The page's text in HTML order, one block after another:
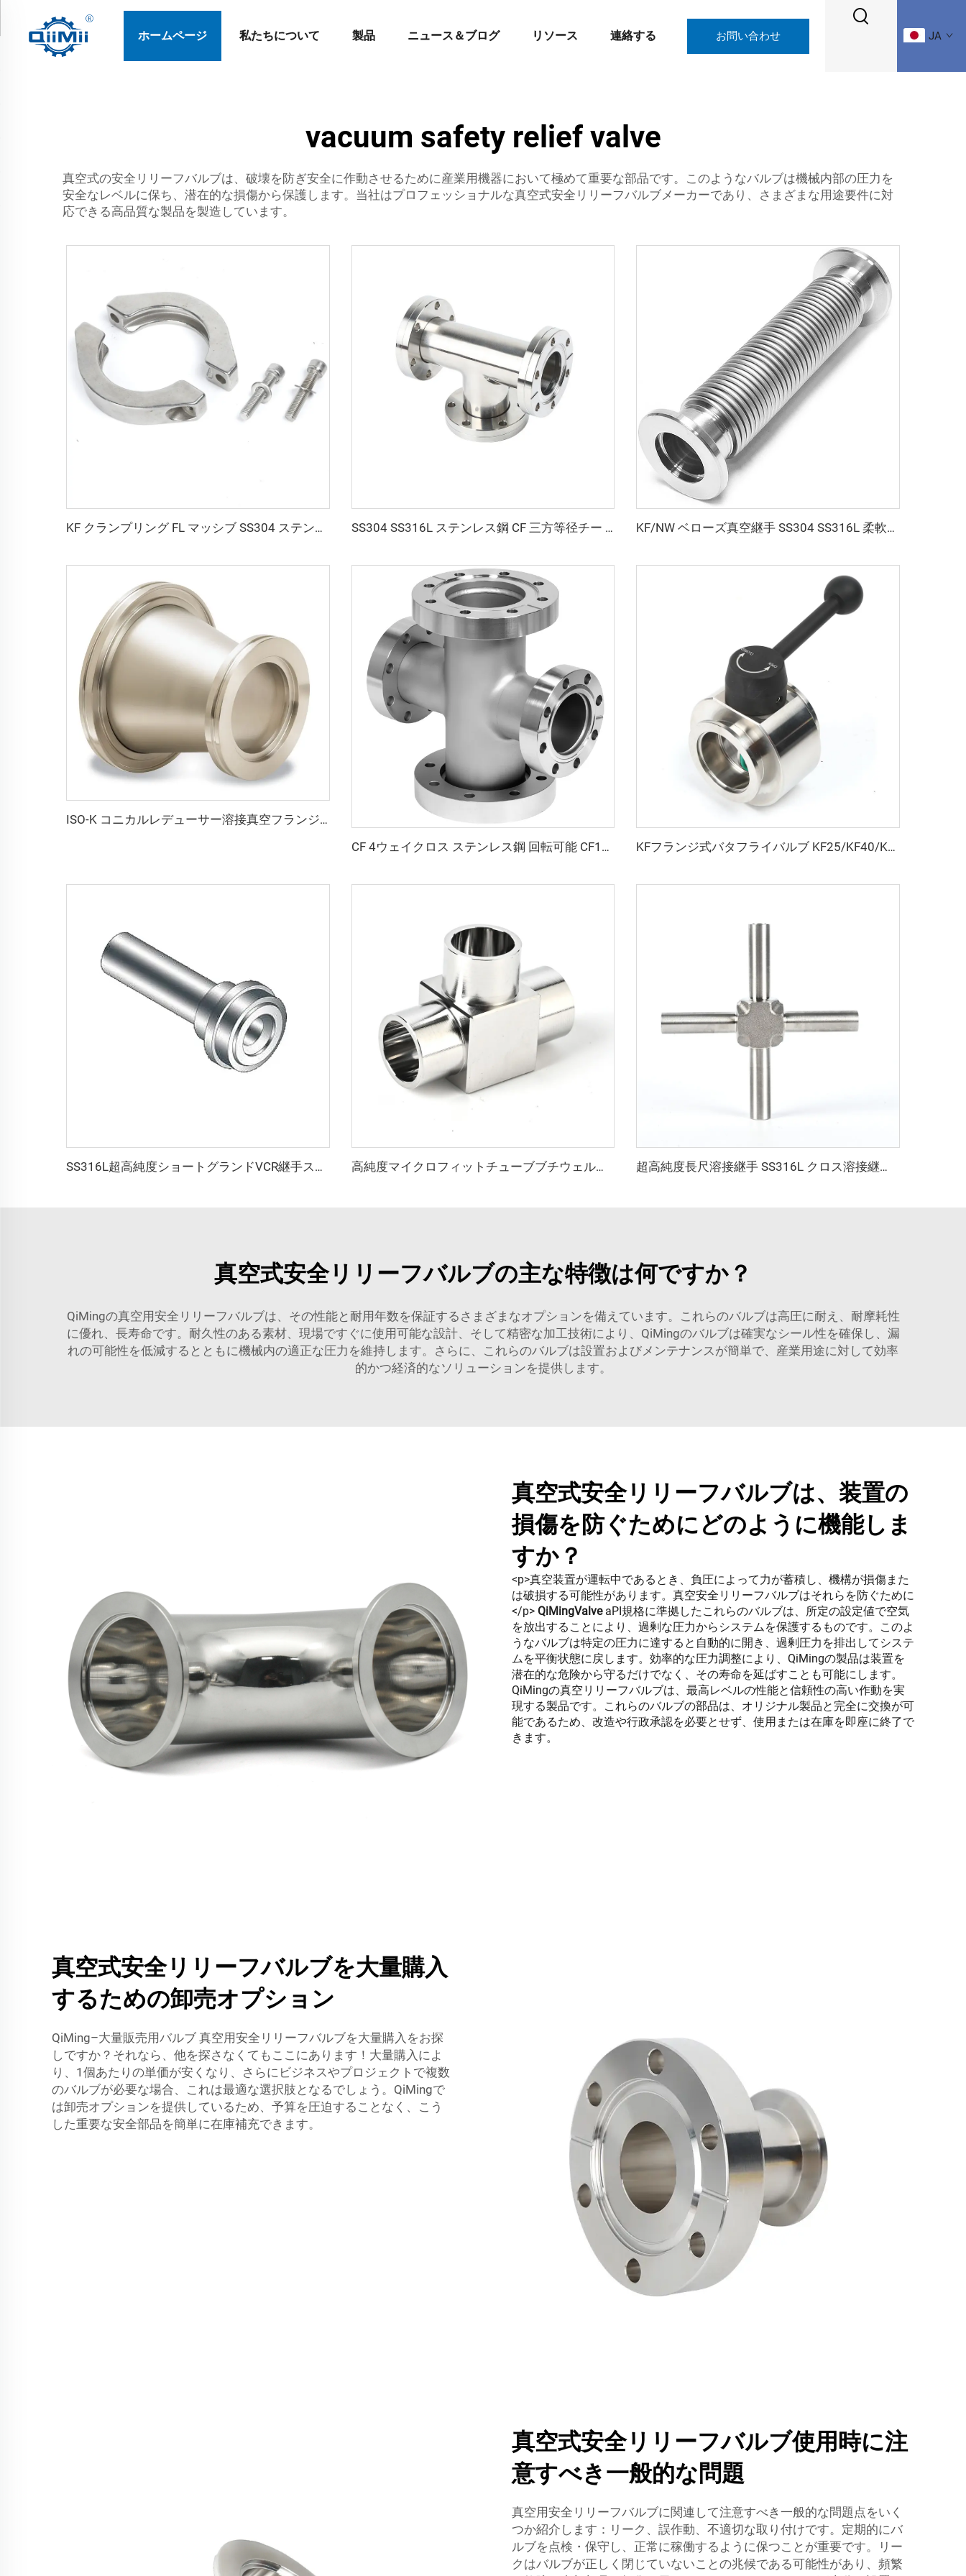
ホームページ 私たちについて 製品 ニュース＆ブログ リソース 連絡する お問い合わせ JA
vacuum safety relief valve
真空式の安全リリーフバルブは、破壊を防ぎ安全に作動させるために産業用機器において極めて重要な部品です。このようなバルブは機械内部の圧力を
安全なレベルに保ち、潜在的な損傷から保護します。当社はプロフェッショナルな真空式安全リリーフバルブメーカーであり、さまざまな用途要件に対
応できる高品質な製品を製造しています。
KF クランプリング FL マッシブ SS304 ステンレス鋼真空継手 KF16/KF25/KF40/KF50 高性能クイッククランプ NW16/NW25/NW40/NW50 SS304 SS316L ステンレス鋼 CF 三方等径チー 回転式 CF16-CF100 高真空 サイズ穴 3/4"-4" 高品質 回転式／固定式 フランジ継手 3方向チー KF/NW ベローズ真空継手 SS304 SS316L 柔軟性波状チューブ KF16-KF100 ホース 鍛造ベローズ ステンレススチール スパイラルチューブ 曲げ可能 長さLはカスタマイズ可能
ISO-K コニカルレデューサー溶接真空フランジ ISO80xISO63-ISO100xISO80 SS304/SS316L ステンレス鋼 高品質真空継手
CF 4ウェイクロス ステンレス鋼 回転可能 CF16-CF100 高真空用 回転／固定式 SS304 SS316L フランジ継手 通し穴付き 3/4"-4" 高品質クロス KFフランジ式バタフライバルブ KF25/KF40/KF50 高品質 SS304/SS316L 真空スイベルバルブ プレート FKMシール付き ステンレス鋼製 流量調整式 NW25/NW40/NW50
SS316L超高純度ショートグランドVCR継手ステンレス鋼QCR継手BA/EPシール 高純度マイクロフィットチューブブチウェルディングティー継手 ステンレス鋼超高純度ティー溶接継手 SS316L T字型マイクロ溶接継手 超高純度長尺溶接継手 SS316L クロス溶接継手 超高純度ステンレス鋼長尺クロス溶接継手 超高純度チューブ
真空式安全リリーフバルブの主な特徴は何ですか？
QiMingの真空用安全リリーフバルブは、その性能と耐用年数を保証するさまざまなオプションを備えています。これらのバルブは高圧に耐え、耐摩耗性
に優れ、長寿命です。耐久性のある素材、現場ですぐに使用可能な設計、そして精密な加工技術により、QiMingのバルブは確実なシール性を確保し、漏
れの可能性を低減するとともに機械内の適正な圧力を維持します。さらに、これらのバルブは設置およびメンテナンスが簡単で、産業用途に対して効率
的かつ経済的なソリューションを提供します。
真空式安全リリーフバルブは、装置の
損傷を防ぐためにどのように機能しま
すか？
<p>真空装置が運転中であるとき、負圧によって力が蓄積し、機構が損傷また
は破損する可能性があります。真空安全リリーフバルブはそれらを防ぐために
</p> QiMingValve aPI規格に準拠したこれらのバルブは、所定の設定値で空気
を放出することにより、過剰な圧力からシステムを保護するものです。このよ
うなバルブは特定の圧力に達すると自動的に開き、過剰圧力を排出してシステ
ムを平衡状態に戻します。効率的な圧力調整により、QiMingの製品は装置を
潜在的な危険から守るだけでなく、その寿命を延ばすことも可能にします。
QiMingの真空リリーフバルブは、最高レベルの性能と信頼性の高い作動を実
現する製品です。これらのバルブの部品は、オリジナル製品と完全に交換が可
能であるため、改造や行政承認を必要とせず、使用または在庫を即座に終了で
きます。
真空式安全リリーフバルブを大量購入
するための卸売オプション
QiMing–大量販売用バルブ 真空用安全リリーフバルブを大量購入をお探
しですか？それなら、他を探さなくてもここにあります！大量購入によ
り、1個あたりの単価が安くなり、さらにビジネスやプロジェクトで複数
のバルブが必要な場合、これは最適な選択肢となるでしょう。QiMingで
は卸売オプションを提供しているため、予算を圧迫することなく、こう
した重要な安全部品を簡単に在庫補充できます。
真空式安全リリーフバルブ使用時に注
意すべき一般的な問題
真空用安全リリーフバルブに関連して注意すべき一般的な問題点をいく
つか紹介します：リーク、誤作動、不適切な取り付けです。定期的にバ
ルブを点検・保守し、正常に稼働するように保つことが重要です。リー
クはバルブが正しく閉じていないことの兆候である可能性があり、頻繁